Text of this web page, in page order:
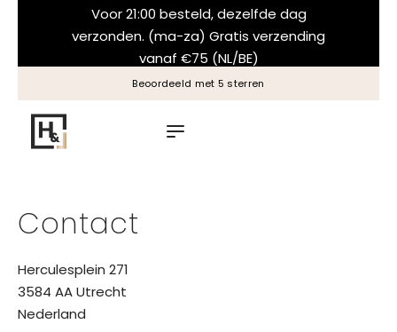
Voor 21:00 besteld, dezelfde dag
verzonden. (ma-za) Gratis verzending
vanaf €75 (NL/BE)
Altijd een natuurlijk resultaat
Contact
Herculesplein 271
3584 AA Utrecht
Nederland